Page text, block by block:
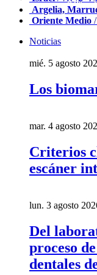
Argelia,
Oriente Medio
Noticias
mié. 5 agosto
Los
mar. 4 agosto
Criterios
escáner
lun. 3 agosto
Del
proceso
dentales